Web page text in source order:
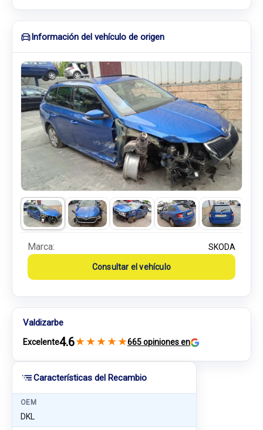
Características del Recambio
OEM
DKL
Información del vehículo de origen
Marca: SKODA
Consultar el vehículo
Valdizarbe
Excelente4.6★ ★ ★ ★ ★665 opiniones en